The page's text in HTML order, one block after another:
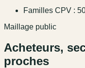
Familles CPV :
Maillage public
Acheteurs,
proches